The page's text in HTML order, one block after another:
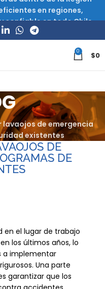
0 $0
de emergencia
existentes
DE
DE
en el lugar de trabajo
los últimos años, lo
a implementar
Una parte
garantizar que los
en regiones,
confiable en todo Chile.